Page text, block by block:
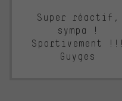
Super réactif,
sympa !
Sportivement !!!
Guyges